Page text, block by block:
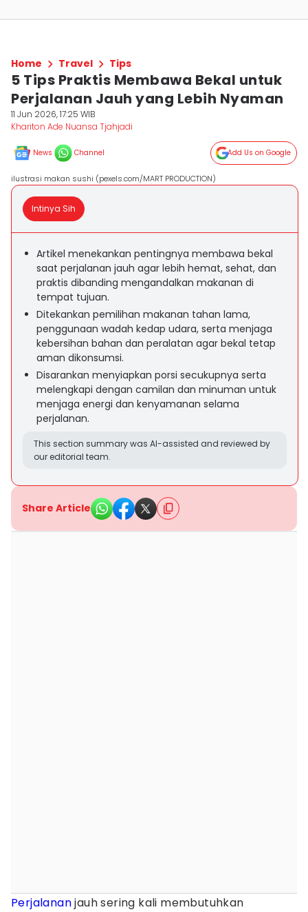
Home Travel Tips
5 Tips Praktis Membawa Bekal untuk
Perjalanan Jauh yang Lebih Nyaman
11 Jun 2026, 17:25 WIB
Khariton Ade Nuansa Tjahjadi
News Channel Add Us on Google
ilustrasi makan sushi (pexels.com/MART PRODUCTION)
Intinya Sih
Artikel menekankan pentingnya membawa bekal
saat perjalanan jauh agar lebih hemat, sehat, dan
praktis dibanding mengandalkan makanan di
tempat tujuan.
Ditekankan pemilihan makanan tahan lama,
penggunaan wadah kedap udara, serta menjaga
kebersihan bahan dan peralatan agar bekal tetap
aman dikonsumsi.
Disarankan menyiapkan porsi secukupnya serta
melengkapi dengan camilan dan minuman untuk
menjaga energi dan kenyamanan selama
perjalanan.
This section summary was AI-assisted and reviewed by
our editorial team.
Share Article
Perjalananjauh sering kali membutuhkan